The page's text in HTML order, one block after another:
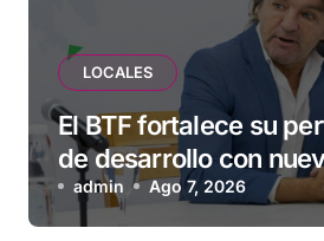
LOCALES
El BTF fortalece su
de desarrollo con
herramientas para
empresas
admin Ago 7, 2026